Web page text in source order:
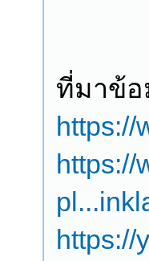
ที่มาข้อ
https://
https://
https://